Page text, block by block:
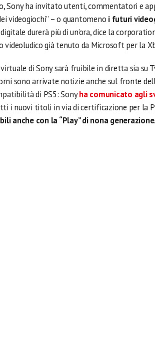
Sony ha invitato utenti, commentatori e
videogiochi” – o quantomeno i futuri
durerà più di un’ora, dice la
videoludico già tenuto da Microsoft per la
di Sony sarà fruibile in diretta sia su
sono arrivate notizie anche sul fronte
di PS5: Sonyha comunicato agli
i nuovi titoli in via di certificazione per la
anche con la “Play” di nona generazione.